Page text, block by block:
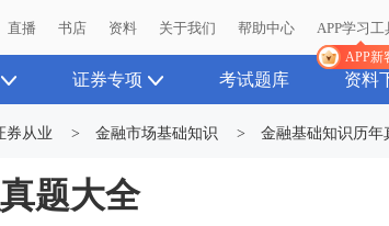
直播 书店 资料 关于我们 帮助中心 APP学习工
APP新
证券专项 考试题库 资料
券从业 > 金融市场基础知识 > 金融基础知识历年
题大全